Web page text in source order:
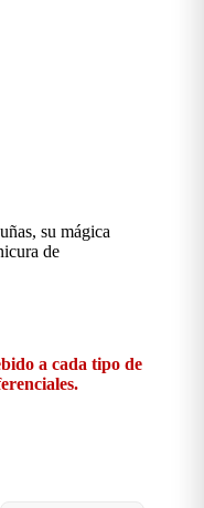
su mágica
de
a cada tipo de